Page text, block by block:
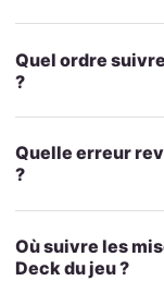
Quel ordre
?
Quelle erreur
?
Où suivre les
Deck du jeu ?